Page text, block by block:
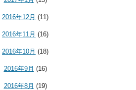
2016年12月 (11)
2016年11月 (16)
2016年10月 (18)
2016年9月 (16)
2016年8月 (19)